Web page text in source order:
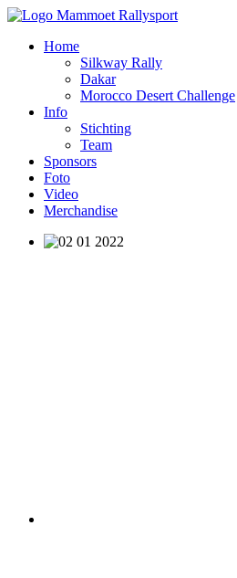
Home
Silkway Rally
Dakar
Morocco Desert Challenge
Info
Stichting
Team
Sponsors
Foto
Video
Merchandise